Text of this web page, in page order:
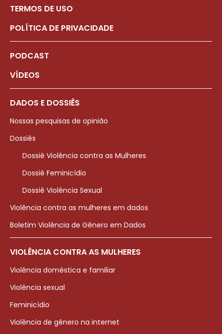
TERMOS DE USO
POLÍTICA DE PRIVACIDADE
PODCAST
VÍDEOS
DADOS E DOSSIÊS
Nossas pesquisas de opinião
Dossiês
Dossiê Violência contra as Mulheres
Dossiê Feminicídio
Dossiê Violência Sexual
Violência contra as mulheres em dados
Boletim Violência de Gênero em Dados
VIOLÊNCIA CONTRA AS MULHERES
Violência doméstica e familiar
Violência sexual
Feminicídio
Violência de gênero na internet